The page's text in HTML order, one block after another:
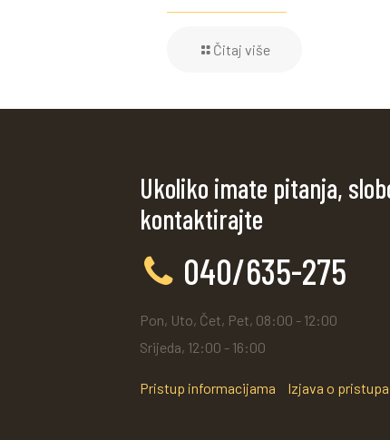
Čitaj više
Ukoliko imate pitanja,
kontaktirajte
040/635-275
Pon, Uto, Čet, Pet, 08:00 - 12:00
Srijeda, 12:00 - 16:00
Pristup informacijama Izjava o